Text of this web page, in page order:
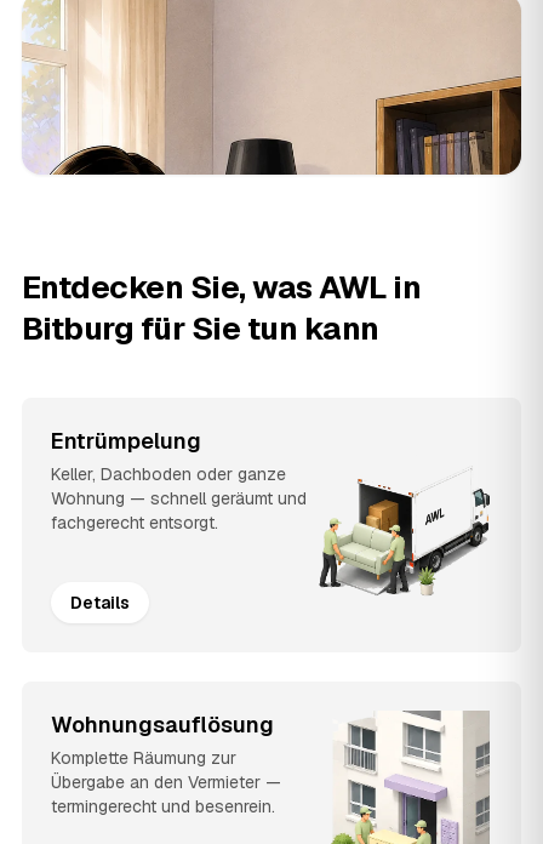
Entdecken Sie, was AWL in
Bitburg für Sie tun kann
Entrümpelung
Keller, Dachboden oder ganze
Wohnung — schnell geräumt und
fachgerecht entsorgt.
Details
Wohnungsauflösung
Komplette Räumung zur
Übergabe an den Vermieter —
termingerecht und besenrein.